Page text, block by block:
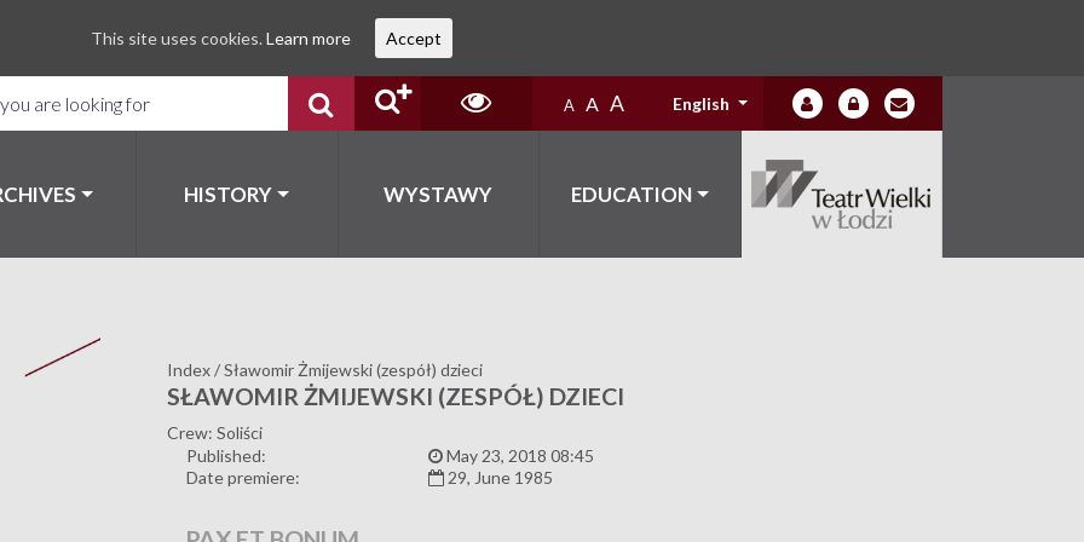
A A A English
HISTORY WYSTAWY EDUCATION
Index/Sławomir Żmijewski (zespół) dzieci
SŁAWOMIR ŻMIJEWSKI (ZESPÓŁ) DZIECI
Crew: Soliści
Published:
May 23, 2018 08:45
Date premiere:
29, June 1985
This site uses cookies. Learn more Accept